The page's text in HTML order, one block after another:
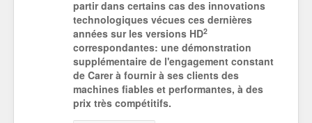
partir dans certains cas des innovations
technologiques vécues ces dernières
années sur les versions HD2
correspondantes: une démonstration
supplémentaire de l'engagement constant
de Carer à fournir à ses clients des
machines fiables et performantes, à des
prix très compétitifs.